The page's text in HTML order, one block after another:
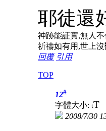
耶徒還
神跡能証實,無人不
祈禱如有用,世上沒
回覆 引用
TOP
12#
字體大小: tT
2008/7/30